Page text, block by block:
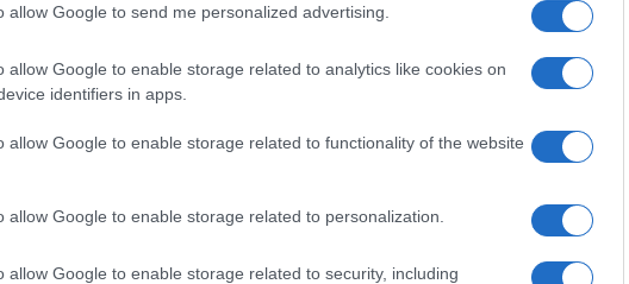
allow Google to send me personalized advertising.
allow Google to enable storage related to analytics like cookies on
identifiers in apps.
allow Google to enable storage related to functionality of the website
allow Google to enable storage related to personalization.
allow Google to enable storage related to security, including
το ποσοστό των υποψήφιων διδακτόρων ανέρχεται σε 3,7%
όρο της ΕΕ-27. Τα στοιχεία αυτά δεν επιτρέπουν την